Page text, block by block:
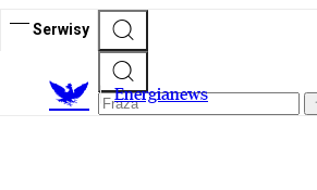
Serwisy
Energianews